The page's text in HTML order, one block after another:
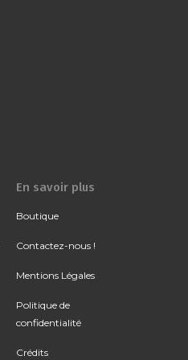
En savoir plus
Boutique
Contactez-nous !
Mentions Légales
Politique de
confidentialité
Crédits